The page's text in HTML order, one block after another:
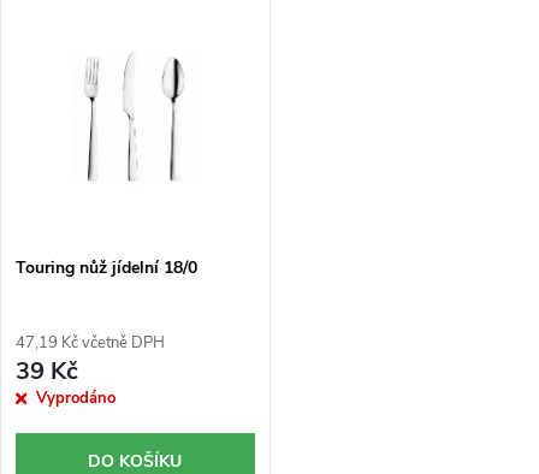
o
u
k
t
Abecedně
r
d
u
k
Touring nůž jídelní 18/0
47,19 Kč včetně DPH
39 Kč
Vyprodáno
DO KOŠÍKU